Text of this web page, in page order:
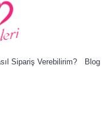
Sipariş Verebilirim? Blog